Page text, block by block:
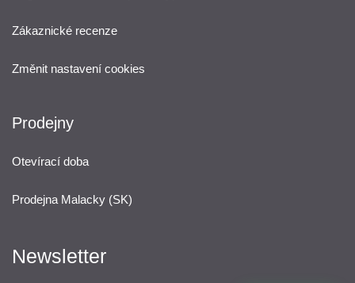
Zákaznické recenze
Změnit nastavení cookies
Prodejny
Otevírací doba
Prodejna Malacky (SK)
Newsletter